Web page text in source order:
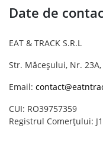
Date de
EAT & TRACK S.R.L
Str. Măceșului, Nr.
Email:
CUI: RO39757359
Registrul Comerțului: